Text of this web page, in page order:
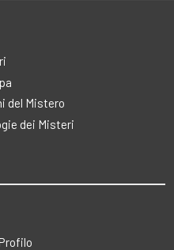
del Mistero
dei Misteri